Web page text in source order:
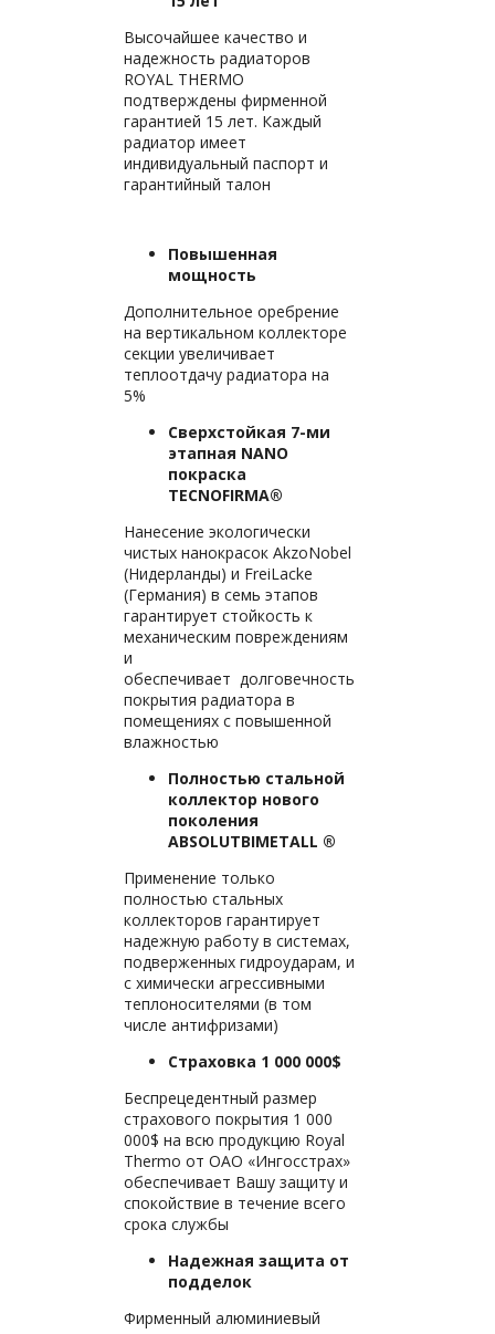
Высочайшее качество и
надежность радиаторов
ROYAL THERMO
подтверждены фирменной
гарантией 15 лет. Каждый
радиатор имеет
индивидуальный паспорт и
гарантийный талон
Повышенная
мощность
Дополнительное оребрение
на вертикальном коллекторе
секции увеличивает
теплоотдачу радиатора на
5%
Сверхстойкая 7-ми
этапная NANO
покраска
TECNOFIRMA®
Нанесение экологически
чистых нанокрасок AkzoNobel
(Нидерланды) и FreiLacke
(Германия) в семь этапов
гарантирует стойкость к
механическим повреждениям
и
обеспечивает долговечность
покрытия радиатора в
помещениях с повышенной
влажностью
Полностью стальной
коллектор нового
поколения
ABSOLUTBIMETALL ®
Применение только
полностью стальных
коллекторов гарантирует
надежную работу в системах,
подверженных гидроударам, и
с химически агрессивными
теплоносителями (в том
числе антифризами)
Страховка 1 000 000$
Беспрецедентный размер
страхового покрытия 1 000
000$ на всю продукцию Royal
Thermo от ОАО «Ингосстрах»
обеспечивает Вашу защиту и
спокойствие в течение всего
срока службы
Надежная защита от
подделок
Фирменный алюминиевый